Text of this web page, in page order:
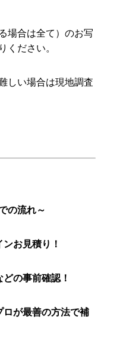
場合は全て）のお写
ください。
しい場合は現地調査
の流れ～
ンお見積り！
どの事前確認！
ロが最善の方法で補